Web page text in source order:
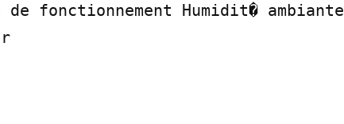
de fonctionnement Humidit� ambiante